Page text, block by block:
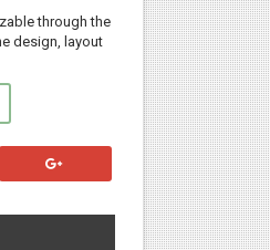
through the
design, layout